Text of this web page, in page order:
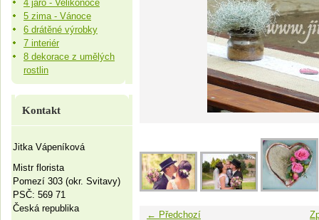
← Předchozí
4 jaro - Velikonoce
5 zima - Vánoce
6 drátěné výrobky
7 interiér
8 dekorace z umělých
rostlin
Kontakt
Jitka Vápeníková
Mistr florista
Pomezí 303 (okr. Svitavy)
PSČ: 569 71
Česká republika